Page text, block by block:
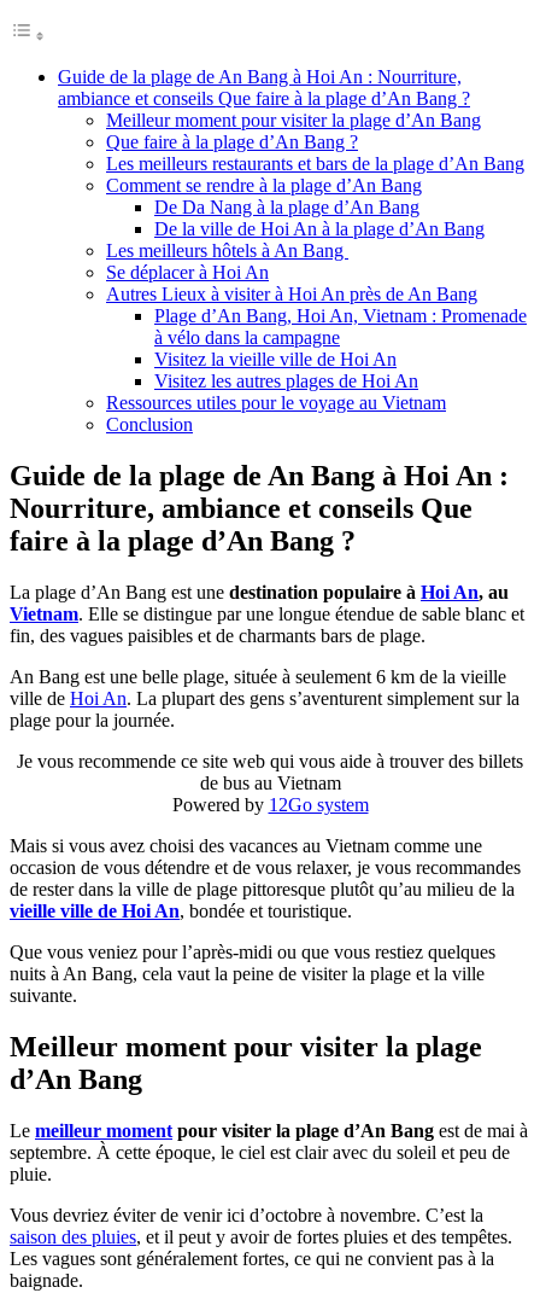
Guide de la plage de An Bang à Hoi An : Nourriture,
ambiance et conseils Que faire à la plage d’An Bang ?
Meilleur moment pour visiter la plage d’An Bang
Que faire à la plage d’An Bang ?
Les meilleurs restaurants et bars de la plage d’An Bang
Comment se rendre à la plage d’An Bang
De Da Nang à la plage d’An Bang
De la ville de Hoi An à la plage d’An Bang
Les meilleurs hôtels à An Bang
Se déplacer à Hoi An
Autres Lieux à visiter à Hoi An près de An Bang
Plage d’An Bang, Hoi An, Vietnam : Promenade
à vélo dans la campagne
Visitez la vieille ville de Hoi An
Visitez les autres plages de Hoi An
Ressources utiles pour le voyage au Vietnam
Conclusion
Guide de la plage de An Bang à Hoi An :
Nourriture, ambiance et conseils Que
faire à la plage d’An Bang ?
La plage d’An Bang est une destination populaire à Hoi An, au
Vietnam. Elle se distingue par une longue étendue de sable blanc et
fin, des vagues paisibles et de charmants bars de plage.
An Bang est une belle plage, située à seulement 6 km de la vieille
ville de Hoi An. La plupart des gens s’aventurent simplement sur la
plage pour la journée.
Je vous recommende ce site web qui vous aide à trouver des billets
de bus au Vietnam
Powered by 12Go system
Mais si vous avez choisi des vacances au Vietnam comme une
occasion de vous détendre et de vous relaxer, je vous recommandes
de rester dans la ville de plage pittoresque plutôt qu’au milieu de la
vieille ville de Hoi An, bondée et touristique.
Que vous veniez pour l’après-midi ou que vous restiez quelques
nuits à An Bang, cela vaut la peine de visiter la plage et la ville
suivante.
Meilleur moment pour visiter la plage
d’An Bang
Le meilleur moment pour visiter la plage d’An Bang est de mai à
septembre. À cette époque, le ciel est clair avec du soleil et peu de
pluie.
Vous devriez éviter de venir ici d’octobre à novembre. C’est la
saison des pluies, et il peut y avoir de fortes pluies et des tempêtes.
Les vagues sont généralement fortes, ce qui ne convient pas à la
baignade.